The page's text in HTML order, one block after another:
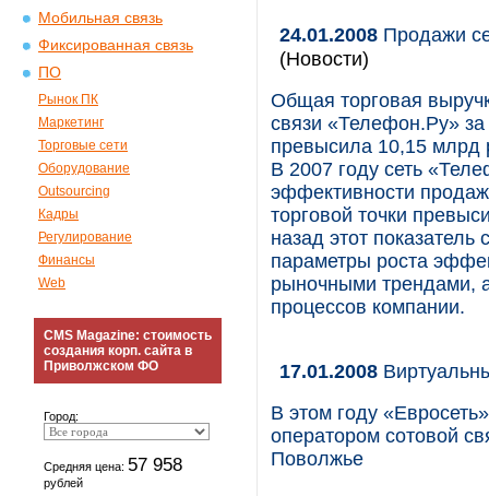
Мобильная связь
Фиксированная связь
ПО
Рынок ПК
Маркетинг
Торговые сети
Оборудование
Outsourcing
Кадры
Регулирование
Финансы
Web
CMS Magazine: стоимость
создания корп. сайта в
Приволжском ФО
Город:
Средняя цена: 57 958
рублей
24.01.2008 Продажи
(Новости)
Общая торговая
связи «Телефон.Ру»
превысила 10,15 млрд
В 2007 году сеть
эффективности
торговой точки
назад этот
параметры роста
рыночными трендами,
процессов компании.
17.01.2008
В этом году
оператором сотовой
Поволжье